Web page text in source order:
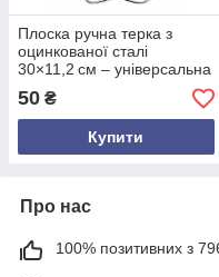
Плоска ручна терка з
оцинкованої сталі
30×11,2 см – універсальна
кухонна терка для овочів
50 ₴
Купити
Про нас
100% позитивних з 796